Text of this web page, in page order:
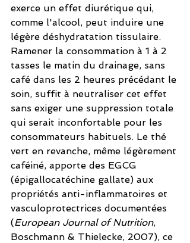
exerce un effet diurétique qui,
comme l'alcool, peut induire une
légère déshydratation tissulaire.
Ramener la consommation à 1 à 2
tasses le matin du drainage, sans
café dans les 2 heures précédant le
soin, suffit à neutraliser cet effet
sans exiger une suppression totale
qui serait inconfortable pour les
consommateurs habituels. Le thé
vert en revanche, même légèrement
caféiné, apporte des EGCG
(épigallocatéchine gallate) aux
propriétés anti-inflammatoires et
vasculoprotectrices documentées
(European Journal of Nutrition,
Boschmann & Thielecke, 2007), ce